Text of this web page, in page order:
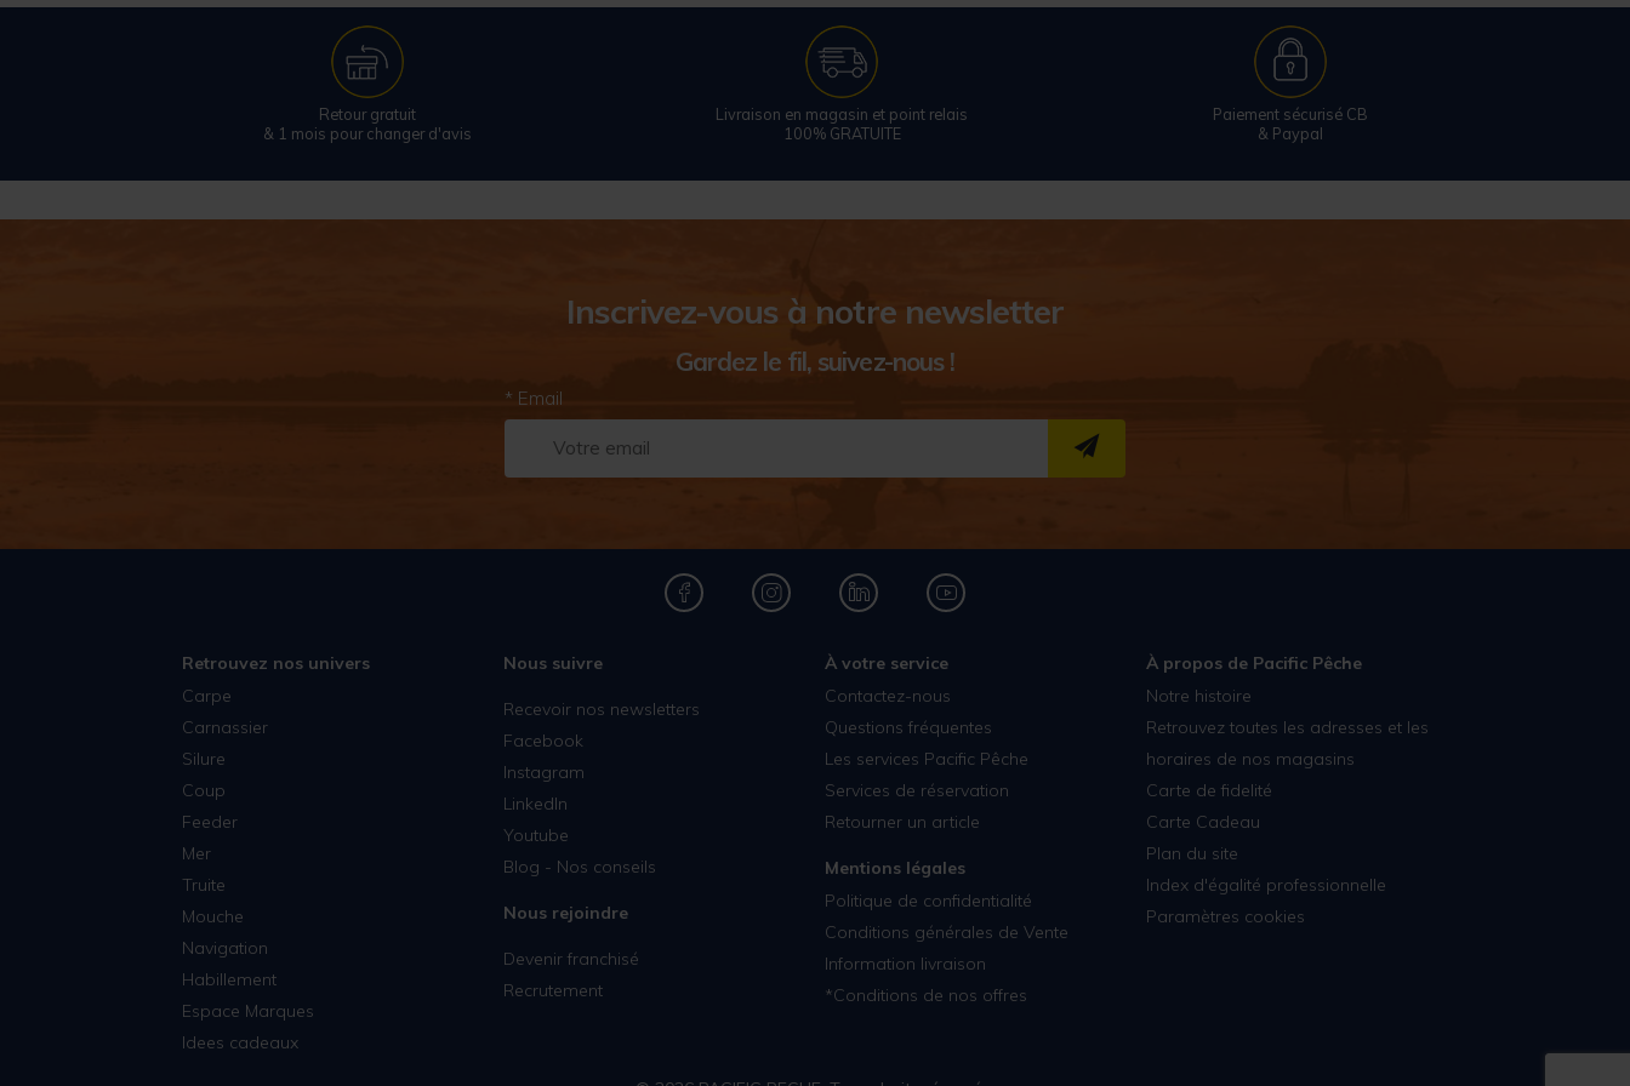
Retour gratuit
& 1 mois pour changer d'avis
Livraison en magasin et point relais
100% GRATUITE
Paiement sécurisé CB
& Paypal
Inscrivez-vous à notre newsletter
Gardez le fil, suivez-nous !
* Email
S''INSCRIRE
Retrouvez nos univers
Carpe
Carnassier
Silure
Coup
Feeder
Mer
Truite
Mouche
Navigation
Habillement
Espace Marques
Idees cadeaux
Nous suivre
Recevoir nos newsletters
Facebook
Instagram
LinkedIn
Youtube
Blog - Nos conseils
Nous rejoindre
Devenir franchisé
Recrutement
À votre service
Contactez-nous
Questions fréquentes
Les services Pacific Pêche
Services de réservation
Retourner un article
Mentions légales
Politique de confidentialité
Conditions générales de Vente
Information livraison
*Conditions de nos offres
À propos de Pacific Pêche
Notre histoire
Retrouvez toutes les adresses et les
horaires de nos magasins
Carte de fidelité
Carte Cadeau
Plan du site
Index d'égalité professionnelle
Paramètres cookies